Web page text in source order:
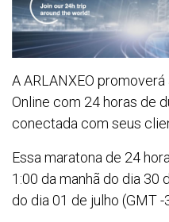
A ARLANXEO
Online com 24 horas de
conectada com seus
Essa maratona de 24
1:00 da manhã do dia 30
do dia 01 de julho (GMT -